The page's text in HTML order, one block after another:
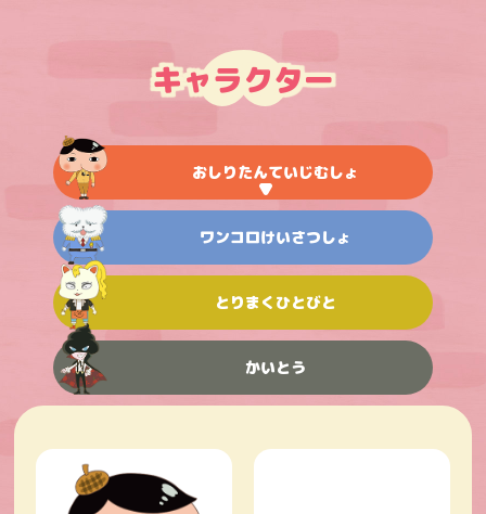
キャラクター
おしりたんていじむしょ
ワンコロけいさつしょ
とりまくひとびと
かいとう